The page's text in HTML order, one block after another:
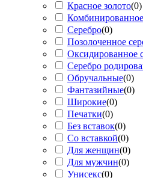
Красное золото(0)
Серебро(0)
Позолоченное
Оксидированное
Серебро
Обручальные(0)
Фантазийные(0)
Широкие(0)
Печатки(0)
Без вставок(0)
Со вставкой(0)
Для женщин(0)
Для мужчин(0)
Унисекс(0)